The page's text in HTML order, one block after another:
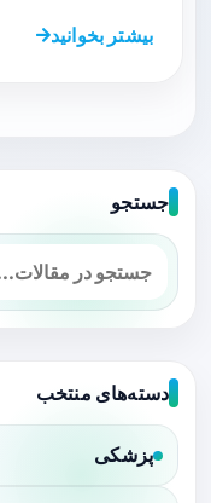
بیشتر بخوانید
جستجو
دسته‌های منتخب
پزشکی